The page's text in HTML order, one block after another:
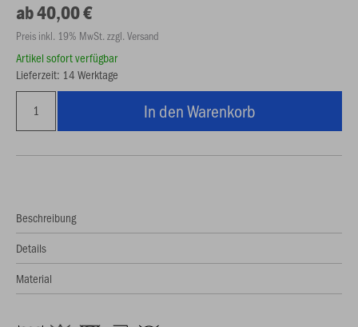
ab 40,00 €
Preis inkl. 19% MwSt. zzgl. Versand
Artikel sofort verfügbar
Lieferzeit: 14 Werktage
In den Warenkorb
Beschreibung
Details
Material